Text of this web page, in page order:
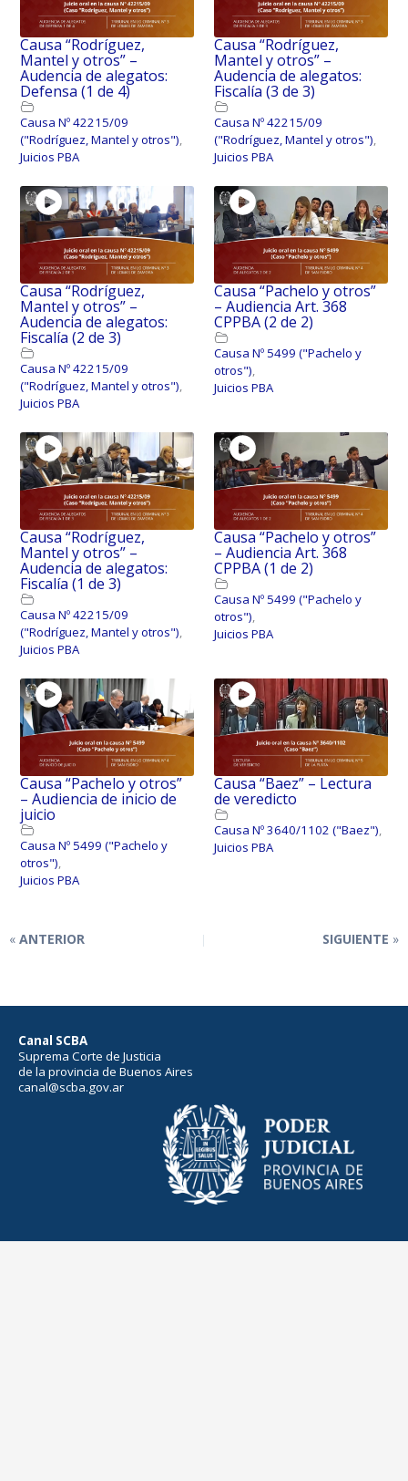
Causa “Rodríguez,
Mantel y otros” –
Audencia de alegatos:
Defensa (1 de 4)
Causa Nº 42215/09
("Rodríguez, Mantel y otros"),
Juicios PBA
Causa “Rodríguez,
Mantel y otros” –
Audencia de alegatos:
Fiscalía (3 de 3)
Causa Nº 42215/09
("Rodríguez, Mantel y otros"),
Juicios PBA
Causa “Rodríguez,
Mantel y otros” –
Audencia de alegatos:
Fiscalía (2 de 3)
Causa Nº 42215/09
("Rodríguez, Mantel y otros"),
Juicios PBA
Causa “Pachelo y otros”
– Audiencia Art. 368
CPPBA (2 de 2)
Causa Nº 5499 ("Pachelo y
otros"),
Juicios PBA
Causa “Rodríguez,
Mantel y otros” –
Audencia de alegatos:
Fiscalía (1 de 3)
Causa Nº 42215/09
("Rodríguez, Mantel y otros"),
Juicios PBA
Causa “Pachelo y otros”
– Audiencia Art. 368
CPPBA (1 de 2)
Causa Nº 5499 ("Pachelo y
otros"),
Juicios PBA
Causa “Pachelo y otros”
– Audiencia de inicio de
juicio
Causa Nº 5499 ("Pachelo y
otros"),
Juicios PBA
Causa “Baez” – Lectura
de veredicto
Causa Nº 3640/1102 ("Baez"),
Juicios PBA
ANTERIOR SIGUIENTE
Canal SCBA
Suprema Corte de Justicia
de la provincia de Buenos Aires
canal@scba.gov.ar